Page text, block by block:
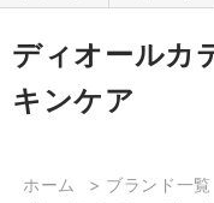
ディオールカ
キンケア
ホーム > ブランド一覧